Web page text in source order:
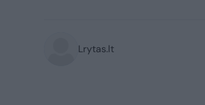
Lrytas.lt